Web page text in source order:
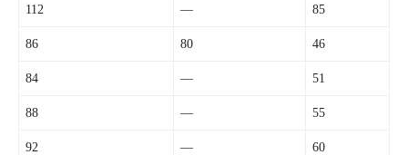
112 — 85
86 80 46
84 — 51
88 — 55
92 — 60